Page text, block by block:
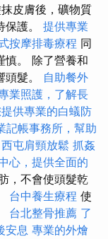
皮膚後，礦物質
護。 提供專業
按摩排毒療程 同
慎。 除了營養和
髮。 自助餐外
業照護，了解長
供專業的白蟻防
記帳事務所，幫助
西屯肩頸放鬆 抓姦
心，提供全面的
，不會使頭髮乾
台中養生療程 使
台北整骨推薦 了
安息 專業的外燴